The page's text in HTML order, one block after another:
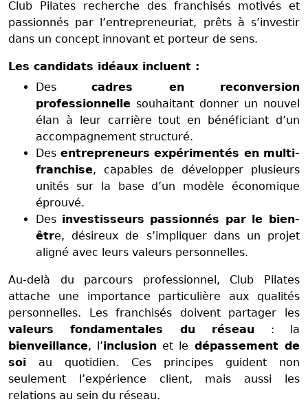
Club Pilates recherche des franchisés motivés et
passionnés par l’entrepreneuriat, prêts à s’investir
dans un concept innovant et porteur de sens.
Les candidats idéaux incluent :
Descadres en reconversion
professionnelle souhaitant donner un nouvel
élan à leur carrière tout en bénéficiant d’un
accompagnement structuré.
Des entrepreneurs expérimentés en multi-
franchise, capables de développer plusieurs
unités sur la base d’un modèle économique
éprouvé.
Des investisseurs passionnés par le bien-
être, désireux de s’impliquer dans un projet
aligné avec leurs valeurs personnelles.
Au-delà du parcours professionnel, Club Pilates
attache une importance particulière aux qualités
personnelles. Les franchisés doivent partager les
valeurs fondamentales du réseau : la
bienveillance, l’inclusion et le dépassement de
soi au quotidien. Ces principes guident non
seulement l’expérience client, mais aussi les
relations au sein du réseau.